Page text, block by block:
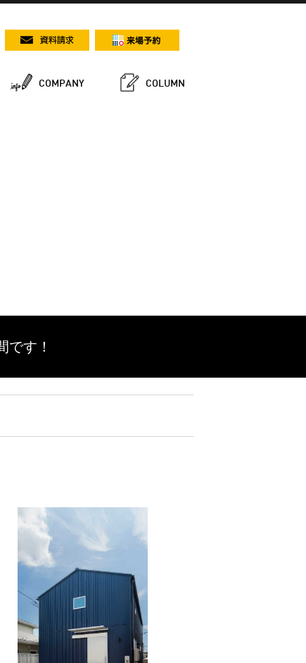
COMPANY COLUMN
です！